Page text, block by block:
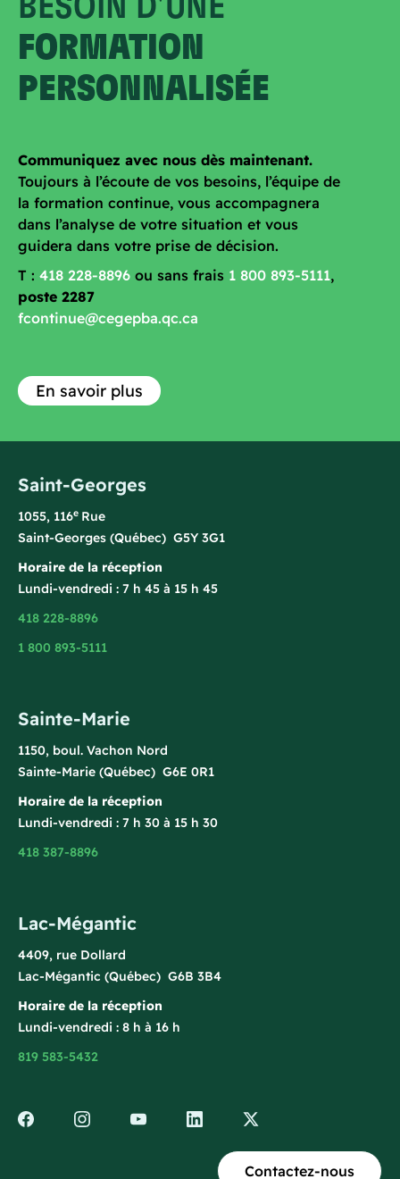
BESOIN D'UNE
FORMATION
PERSONNALISÉE
Communiquez avec nous dès maintenant.
Toujours à l’écoute de vos besoins, l’équipe de
la formation continue, vous accompagnera
dans l’analyse de votre situation et vous
guidera dans votre prise de décision.
T : 418 228-8896 ou sans frais 1 800 893-5111,
poste 2287
fcontinue@cegepba.qc.ca
En savoir plus
Saint-Georges
1055, 116e Rue
Saint-Georges (Québec) G5Y 3G1
Horaire de la réception
Lundi-vendredi : 7 h 45 à 15 h 45
418 228-8896
1 800 893-5111
Sainte-Marie
1150, boul. Vachon Nord
Sainte-Marie (Québec) G6E 0R1
Horaire de la réception
Lundi-vendredi : 7 h 30 à 15 h 30
418 387-8896
Lac-Mégantic
4409, rue Dollard
Lac-Mégantic (Québec) G6B 3B4
Horaire de la réception
Lundi-vendredi : 8 h à 16 h
819 583-5432
Contactez-nous